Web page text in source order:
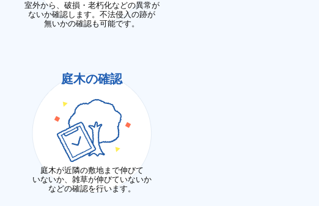
室外から、破損・老朽化などの異常が
ないか確認します。不法侵入の跡が
無いかの確認も可能です。
庭木の確認
庭木が近隣の敷地まで伸びて
いないか、雑草が伸びていないか
などの確認を行います。